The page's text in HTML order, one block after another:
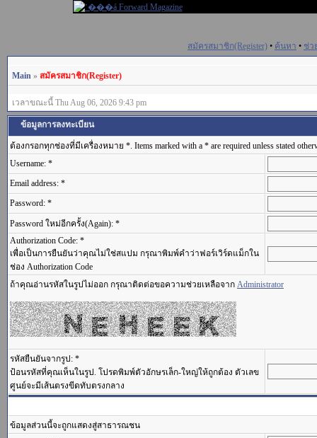
สมัครสมาชิก(Register) • ค้นหา • ช่ว
Main » สมัครสมาชิก(Register)
เวลาขณะนี้ Thu Aug 06, 2026 9:43 pm
ข้อมูลการลงทะเบียน
ต้องกรอกทุกช่องที่มีเครื่องหมาย *. Items marked with a * are required unless stated
Username: *
Email address: *
Password: *
Password ใหม่อีกครั้ง(Again): *
Authorization Code: *
เพื่อเป็นการยืนยันว่าคุณไม่ใช่สแปม กรุณาพิมพ์คำว่าฟอร์เวิร์ดแม็กใน
ช่อง Authorization Code
ถ้าคุณอ่านรหัสในรูปไม่ออก กรุณาติดต่อขอความช่วยเหลือจาก Administrator
รหัสยืนยันจากรูป: *
ป้อนรหัสที่คุณเห็นในรูป. โปรดพิมพ์ตัวอักษรเล็ก-ใหญ่ให้ถูกต้อง ตัวเลข
ศูนย์จะมีเส้นตรงขีดทับตรงกลาง
ข้อมูลส่วนนี้จะถูกแสดงสู่สาธารณชน